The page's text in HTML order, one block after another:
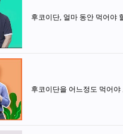
후코이단, 얼마 동안 먹어야
후코이단을 어느정도 먹어야